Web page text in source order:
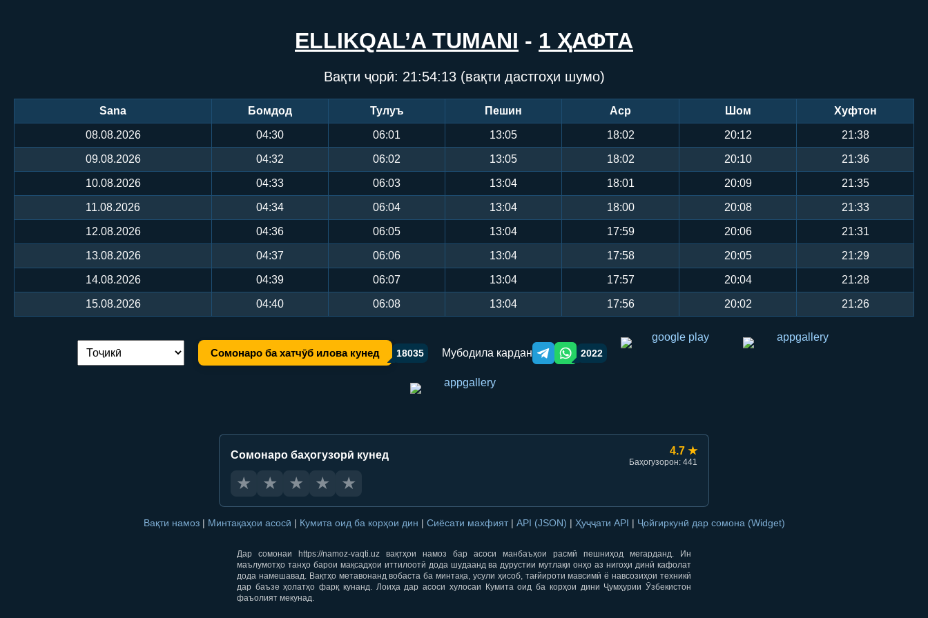
ELLIKQAL’A TUMANI - 1 ҲАФТА
Вақти ҷорӣ: 21:54:13(вақти дастгоҳи шумо)
Sana Бомдод Тулуъ Пешин Аср Шом Хуфтон
08.08.2026 04:30 06:01 13:05 18:02 20:12 21:38
09.08.2026 04:32 06:02 13:05 18:02 20:10 21:36
10.08.2026 04:33 06:03 13:04 18:01 20:09 21:35
11.08.2026 04:34 06:04 13:04 18:00 20:08 21:33
12.08.2026 04:36 06:05 13:04 17:59 20:06 21:31
13.08.2026 04:37 06:06 13:04 17:58 20:05 21:29
14.08.2026 04:39 06:07 13:04 17:57 20:04 21:28
15.08.2026 04:40 06:08 13:04 17:56 20:02 21:26
Иваз кардани забон: Сомонаро ба хатчӯб илова кунед 18035 Мубодила кардан Telegram orqali ulashish
WhatsApp orqali ulashish
2022
Сомонаро баҳогузорӣ кунед 4.7 ★
Баҳогузорон: 441
★ ★ ★ ★ ★
Вақти намоз | Минтақаҳои асосӣ | Кумита оид ба корҳои дин | Сиёсати махфият | API (JSON) | Ҳуҷҷати API | Ҷойгиркунӣ дар сомона (Widget)
Дар сомонаи https://namoz-vaqti.uz вақтҳои намоз бар асоси манбаъҳои расмӣ пешниҳод мегарданд. Ин
маълумотҳо танҳо барои мақсадҳои иттилоотӣ дода шудаанд ва дурустии мутлақи онҳо аз нигоҳи динӣ кафолат
дода намешавад. Вақтҳо метавонанд вобаста ба минтақа, усули ҳисоб, тағйироти мавсимӣ ё навсозиҳои техникӣ
дар баъзе ҳолатҳо фарқ кунанд. Лоиҳа дар асоси хулосаи Кумита оид ба корҳои дини Ҷумҳурии Ӯзбекистон
фаъолият мекунад.